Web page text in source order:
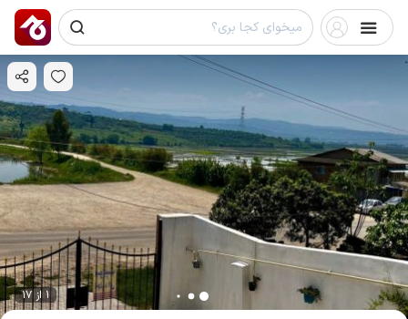
1 از 17